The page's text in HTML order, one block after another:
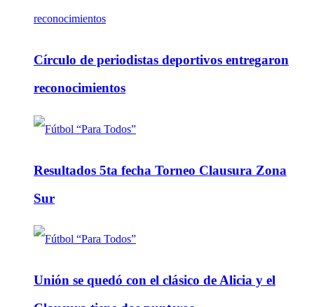
Círculo de periodistas deportivos entregaron
reconocimientos
Resultados 5ta fecha Torneo Clausura Zona
Sur
Unión se quedó con el clásico de Alicia y el